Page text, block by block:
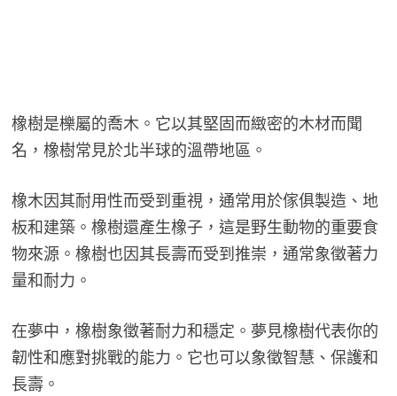
橡樹是櫟屬的喬木。它以其堅固而緻密的木材而聞
名，橡樹常見於北半球的溫帶地區。
橡木因其耐用性而受到重視，通常用於傢俱製造、地
板和建築。橡樹還產生橡子，這是野生動物的重要食
物來源。橡樹也因其長壽而受到推崇，通常象徵著力
量和耐力。
在夢中，橡樹象徵著耐力和穩定。夢見橡樹代表你的
韌性和應對挑戰的能力。它也可以象徵智慧、保護和
長壽。